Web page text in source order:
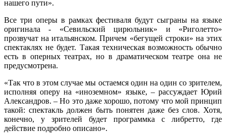
нашего пути».
Все три оперы в рамках фестиваля будут сыграны на языке
оригинала - «Севильский цирюльник» и «Риголетто»
прозвучат на итальянском. Причем «бегущей строки» на этих
спектаклях не будет. Такая техническая возможность обычно
есть в оперных театрах, но в драматическом театре она не
предусмотрена.
«Так что в этом случае мы остаемся один на один со зрителем,
исполняя оперу на «иноземном» языке, – рассуждает Юрий
Александров. – Но это даже хорошо, потому что мой принцип
такой: спектакль должен быть понятен даже без слов. Хотя,
конечно, у зрителей будет программка с либретто, где
действие подробно описано».